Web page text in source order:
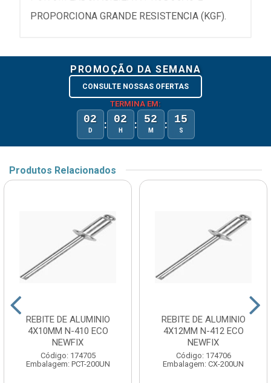
PROPORCIONA GRANDE RESISTENCIA (KGF).
PROMOÇÃO DA SEMANA
CONSULTE NOSSAS OFERTAS
TERMINA EM:
02
D : 02
H : 52
M : 15
S
Produtos Relacionados
REBITE DE ALUMINIO
4X10MM N-410 ECO
NEWFIX
Código: 174705
Embalagem: PCT-200UN
REBITE DE ALUMINIO
4X12MM N-412 ECO
NEWFIX
Código: 174706
Embalagem: CX-200UN